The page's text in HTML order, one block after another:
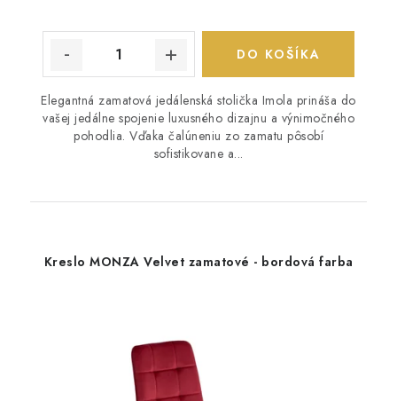
DO KOŠÍKA
Elegantná zamatová jedálenská stolička Imola prináša do
vašej jedálne spojenie luxusného dizajnu a výnimočného
pohodlia. Vďaka čalúneniu zo zamatu pôsobí
sofistikovane a...
Kreslo MONZA Velvet zamatové - bordová farba